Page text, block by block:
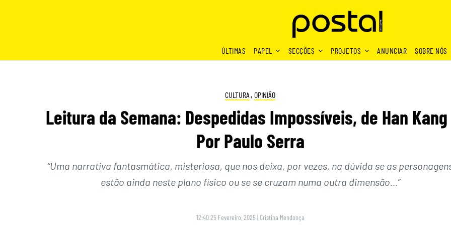
ÚLTIMAS
PAPEL SECÇÕES PROJETOS ANUNCIAR SOBRE NÓS
CULTURA , OPINIÃO
Leitura da Semana: Despedidas Impossíveis, de Han Kang
Por Paulo Serra
“Uma narrativa fantasmática, misteriosa, que nos deixa, por vezes, na dúvida se as
estão ainda neste plano físico ou se se cruzam numa outra dimensão…”
12:40 25 Fevereiro, 2025 | Cristina Mendonça